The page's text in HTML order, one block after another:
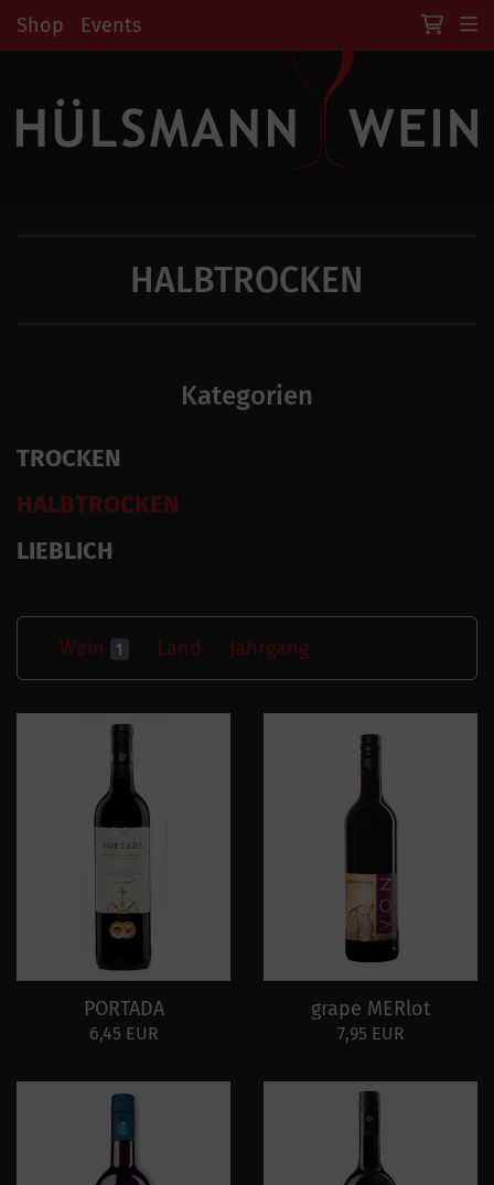
Shop Events
HALBTROCKEN
Kategorien
TROCKEN
HALBTROCKEN
LIEBLICH
Wein 1 Land Jahrgang
PORTADA
6,45 EUR
grape MERlot
7,95 EUR